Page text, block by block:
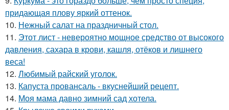
придающая плову яркий оттенок.
10. Нежный салат на праздничный стол.
11. Этот лист - невероятно мощное средство от высокого
давления, сахара в крови, кашля, отёков и лишнего
веса!
12. Любимый райский уголок.
13. Капуста провансаль - вкуснейший рецепт.
14. Моя мама давно зимний сад хотела.